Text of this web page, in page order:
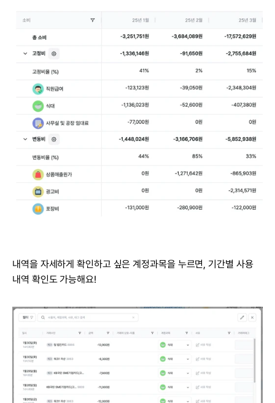
내역을 자세하게 확인하고 싶은 계정과목을 누르면, 기간별 사용
내역 확인도 가능해요!